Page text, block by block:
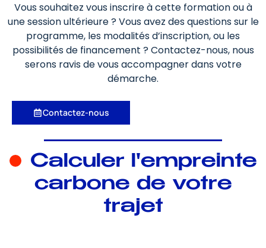
Vous souhaitez vous inscrire à cette formation ou à
une session ultérieure ? Vous avez des questions sur le
programme, les modalités d’inscription, ou les
possibilités de financement ? Contactez-nous, nous
serons ravis de vous accompagner dans votre
démarche.
Contactez-nous
Calculer l'empreinte
carbone de votre
trajet